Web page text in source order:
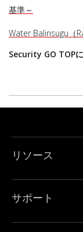
基準～
Water Balinsugu（
Security GO TOP
リソース
サポート